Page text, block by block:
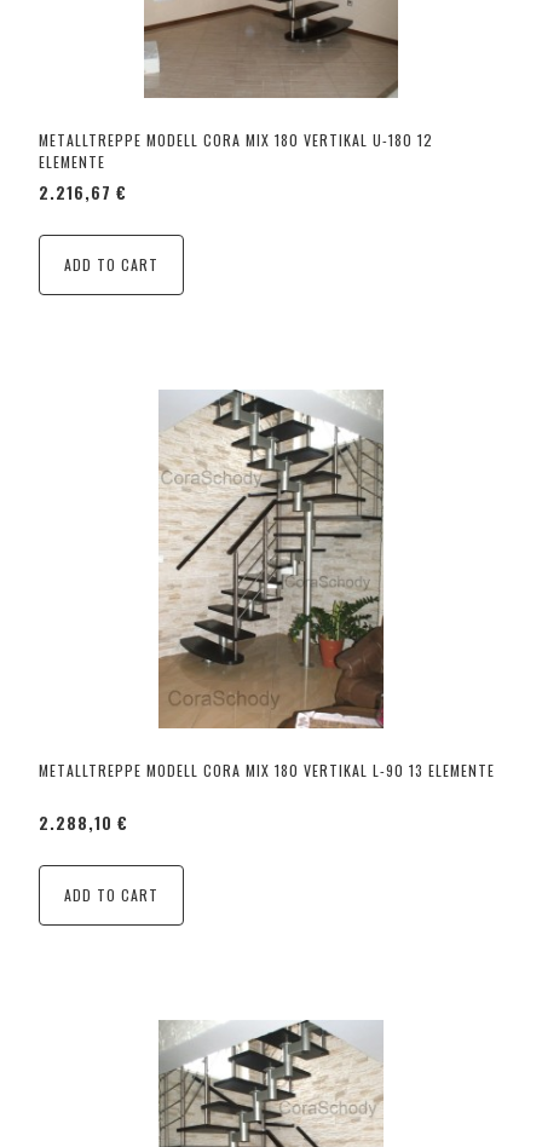
METALLTREPPE MODELL CORA MIX 180 VERTIKAL U-180 12
ELEMENTE
2.216,67 €
ADD TO CART
METALLTREPPE MODELL CORA MIX 180 VERTIKAL L-90 13 ELEMENTE
2.288,10 €
ADD TO CART